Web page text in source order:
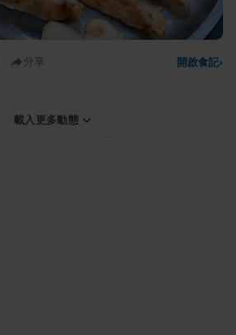
分享 開啟食記›
載入更多動態